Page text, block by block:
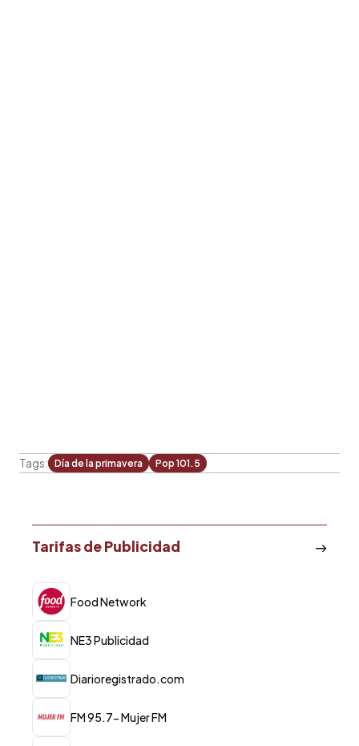
Tags: Día de la primavera Pop 101.5
Tarifas de Publicidad
Food Network
NE3 Publicidad
Diarioregistrado.com
FM 95.7- Mujer FM